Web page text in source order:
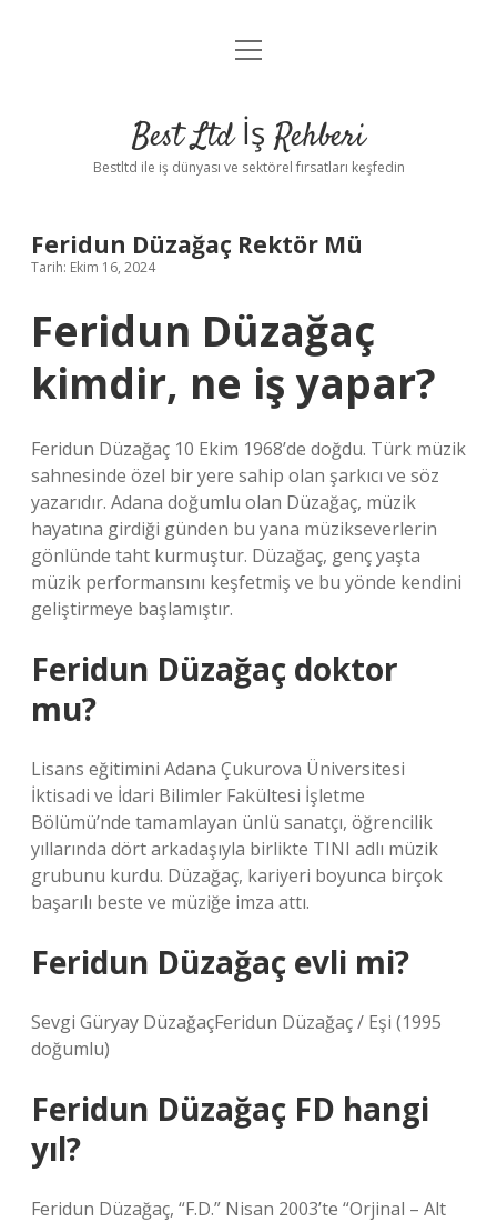
Anasayfa
Yasal Uyarı
menüyü
Best Ltd İş Rehberi
Bestltd ile iş dünyası ve sektörel fırsatları keşfedin
Feridun Düzağaç Rektör Mü
Tarih: Ekim 16, 2024
Feridun Düzağaç
kimdir, ne iş yapar?
Feridun Düzağaç 10 Ekim 1968’de doğdu. Türk müzik
sahnesinde özel bir yere sahip olan şarkıcı ve söz
yazarıdır. Adana doğumlu olan Düzağaç, müzik
hayatına girdiği günden bu yana müzikseverlerin
gönlünde taht kurmuştur. Düzağaç, genç yaşta
müzik performansını keşfetmiş ve bu yönde kendini
geliştirmeye başlamıştır.
Feridun Düzağaç doktor
mu?
Lisans eğitimini Adana Çukurova Üniversitesi
İktisadi ve İdari Bilimler Fakültesi İşletme
Bölümü’nde tamamlayan ünlü sanatçı, öğrencilik
yıllarında dört arkadaşıyla birlikte TINI adlı müzik
grubunu kurdu. Düzağaç, kariyeri boyunca birçok
başarılı beste ve müziğe imza attı.
Feridun Düzağaç evli mi?
Sevgi Güryay DüzağaçFeridun Düzağaç / Eşi (1995
doğumlu)
Feridun Düzağaç FD hangi
yıl?
Feridun Düzağaç, “F.D.” Nisan 2003’te “Orjinal – Alt